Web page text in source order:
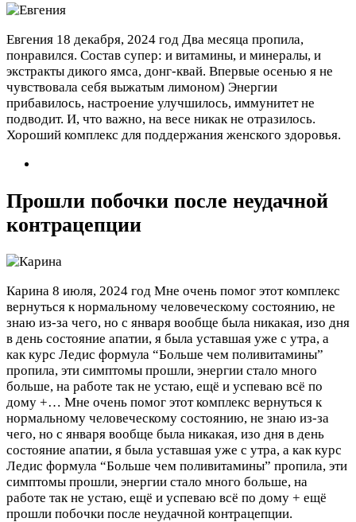
Евгения 18 декабря, 2024 год Два месяца пропила,
понравился. Состав супер: и витамины, и минералы, и
экстракты дикого ямса, донг-квай. Впервые осенью я не
чувствовала себя выжатым лимоном) Энергии
прибавилось, настроение улучшилось, иммунитет не
подводит. И, что важно, на весе никак не отразилось.
Хороший комплекс для поддержания женского здоровья.
Прошли побочки после неудачной
контрацепции
Карина 8 июля, 2024 год Мне очень помог этот комплекс
вернуться к нормальному человеческому состоянию, не
знаю из-за чего, но с января вообще была никакая, изо дня
в день состояние апатии, я была уставшая уже с утра, а
как курс Ледис формула “Больше чем поливитамины”
пропила, эти симптомы прошли, энергии стало много
больше, на работе так не устаю, ещё и успеваю всё по
дому +… Мне очень помог этот комплекс вернуться к
нормальному человеческому состоянию, не знаю из-за
чего, но с января вообще была никакая, изо дня в день
состояние апатии, я была уставшая уже с утра, а как курс
Ледис формула “Больше чем поливитамины” пропила, эти
симптомы прошли, энергии стало много больше, на
работе так не устаю, ещё и успеваю всё по дому + ещё
прошли побочки после неудачной контрацепции.